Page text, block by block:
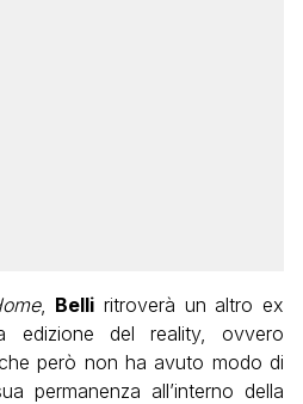
, Belli ritroverà un altro ex
edizione del reality, ovvero
che però non ha avuto modo di
permanenza all’interno della